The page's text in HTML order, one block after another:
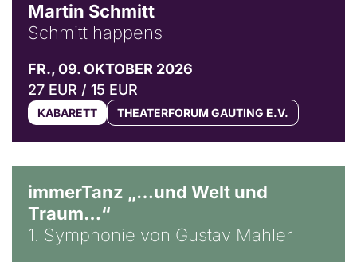
Martin Schmitt
Schmitt happens
FR., 09. OKTOBER 2026
27 EUR / 15 EUR
KABARETT THEATERFORUM GAUTING E.V.
immerTanz „…und Welt und
Traum…“
1. Symphonie von Gustav Mahler